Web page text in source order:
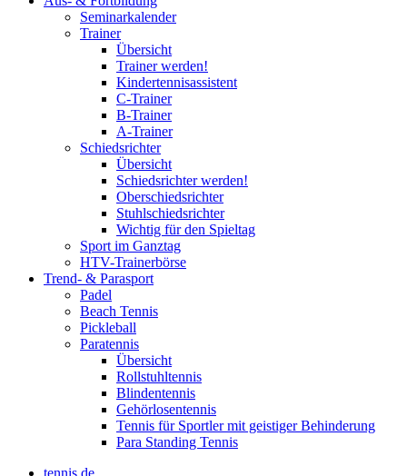
Seminarkalender
Trainer
Übersicht
Trainer werden!
Kindertennisassistent
C-Trainer
B-Trainer
A-Trainer
Schiedsrichter
Übersicht
Schiedsrichter werden!
Oberschiedsrichter
Stuhlschiedsrichter
Wichtig für den Spieltag
Sport im Ganztag
HTV-Trainerbörse
Trend- & Parasport
Padel
Beach Tennis
Pickleball
Paratennis
Übersicht
Rollstuhltennis
Blindentennis
Gehörlosentennis
Tennis für Sportler mit geistiger Behinderung
Para Standing Tennis
tennis.de